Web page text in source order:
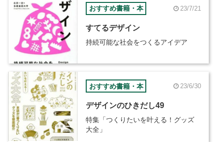
おすすめ書籍・本 23/7/21
すてるデザイン
持続可能な社会をつくるアイデア
おすすめ書籍・本 23/6/30
デザインのひきだし49
特集「つくりたいを叶える！グッズ
大全」